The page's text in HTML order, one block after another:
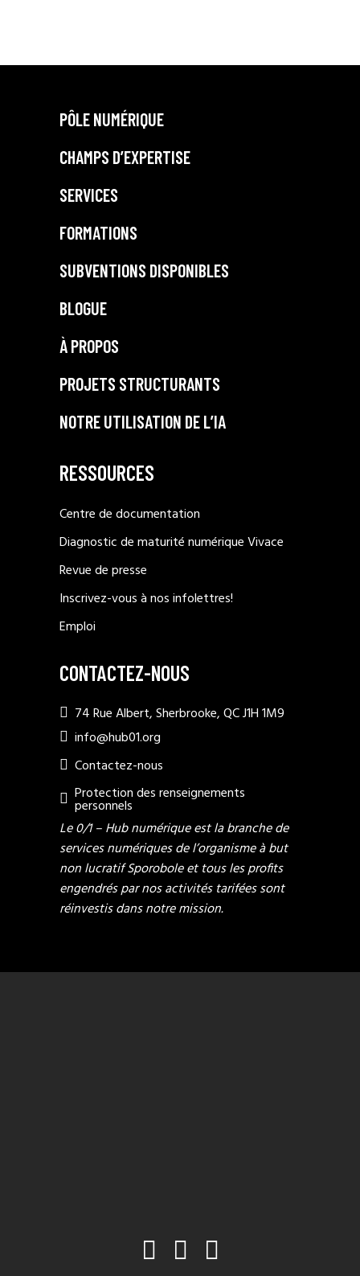
PÔLE NUMÉRIQUE
CHAMPS D’EXPERTISE
SERVICES
FORMATIONS
SUBVENTIONS DISPONIBLES
BLOGUE
À PROPOS
PROJETS STRUCTURANTS
NOTRE UTILISATION DE L’IA
RESSOURCES
Centre de documentation
Diagnostic de maturité numérique Vivace
Revue de presse
Inscrivez-vous à nos infolettres!
Emploi
CONTACTEZ-NOUS
74 Rue Albert, Sherbrooke, QC J1H 1M9
info@hub01.org
Contactez-nous
Protection des renseignements
personnels
Le 0/1 – Hub numérique est la branche de
services numériques de l’organisme à but
non lucratif Sporobole et tous les profits
engendrés par nos activités tarifées sont
réinvestis dans notre mission.